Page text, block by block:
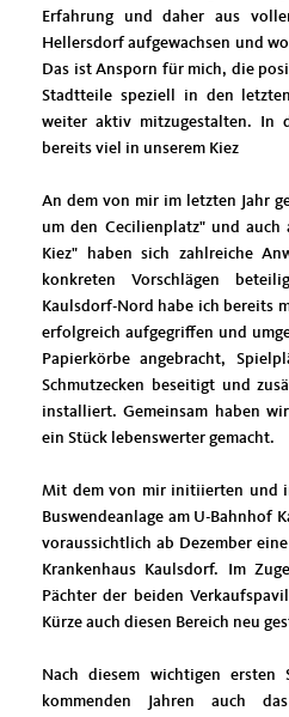
Erfahrung und daher aus
Hellersdorf aufgewachsen und
Das ist Ansporn für mich, die
Stadtteile speziell in den
weiter aktiv mitzugestalten. In
bereits viel in unserem Kiez
An dem von mir im letzten Jahr
um den Cecilienplatz" und auch
Kiez" haben sich zahlreiche
konkreten Vorschlägen
Kaulsdorf-Nord habe ich bereits
erfolgreich aufgegriffen und
Papierkörbe angebracht,
Schmutzecken beseitigt und
installiert. Gemeinsam haben
ein Stück lebenswerter gemacht.
Mit dem von mir initiierten und
Buswendeanlage am U-Bahnhof
voraussichtlich ab Dezember
Krankenhaus Kaulsdorf. Im
Pächter der beiden
Kürze auch diesen Bereich neu
Nach diesem wichtigen
kommenden Jahren auch